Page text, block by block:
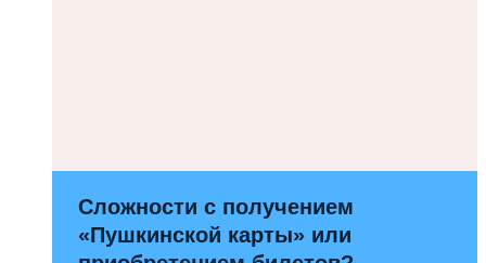
Сложности с получением
«Пушкинской карты» или